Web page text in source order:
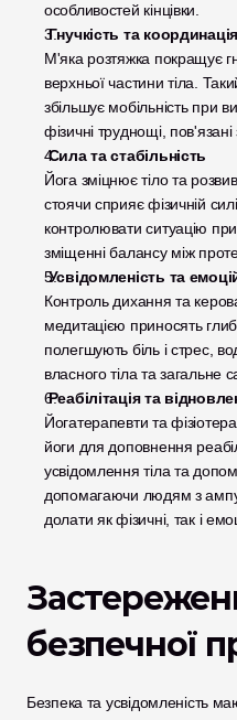
особливостей кінцівки.
Гнучкість та координація
М'яка розтяжка покращує
верхньої частини тіла.
збільшує мобільність при
фізичні труднощі, пов'язані
Сила та стабільність
Йога зміцнює тіло та
стоячи сприяє фізичній
контролювати ситуацію
зміщенні балансу між
Усвідомленість та
Контроль дихання та
медитацією приносять
полегшують біль і стрес,
власного тіла та загальне
Реабілітація та
Йогатерапевти та
йоги для доповнення
усвідомлення тіла та
допомагаючи людям з
долати як фізичні, так і
безпечної
Безпека та усвідомленість